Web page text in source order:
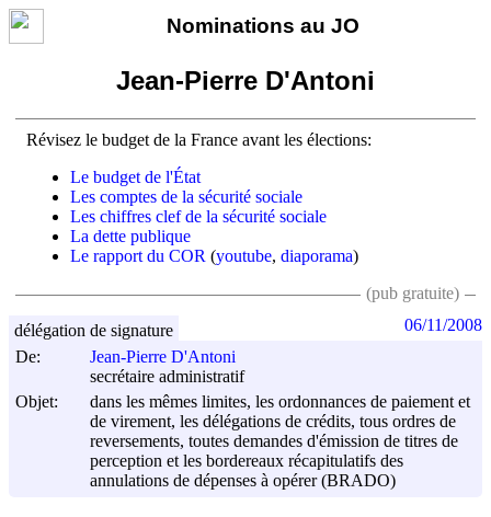
Nominations au JO
Jean-Pierre D'Antoni
Révisez le budget de la France avant les élections:
Le budget de l'État
Les comptes de la sécurité sociale
Les chiffres clef de la sécurité sociale
La dette publique
Le rapport du COR (youtube, diaporama)
(pub gratuite)
De:
Jean-Pierre D'Antoni
secrétaire administratif
Objet:
dans les mêmes limites, les ordonnances de paiement et
de virement, les délégations de crédits, tous ordres de
reversements, toutes demandes d'émission de titres de
perception et les bordereaux récapitulatifs des
annulations de dépenses à opérer (BRADO)
délégation de signature 06/11/2008